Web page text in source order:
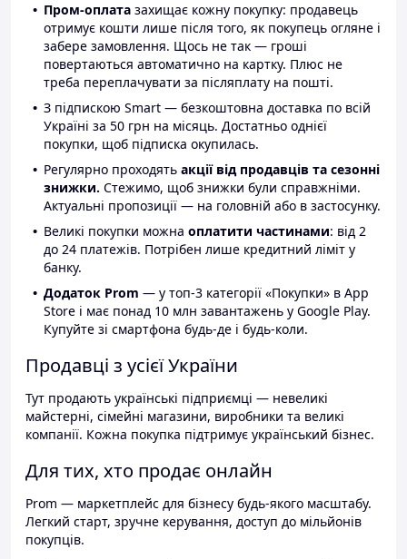
Пром-оплата захищає кожну покупку: продавець
отримує кошти лише після того, як покупець огляне і
забере замовлення. Щось не так — гроші
повертаються автоматично на картку. Плюс не
треба переплачувати за післяплату на пошті.
З підпискою Smart — безкоштовна доставка по всій
Україні за 50 грн на місяць. Достатньо однієї
покупки, щоб підписка окупилась.
Регулярно проходять акції від продавців та сезонні
знижки. Стежимо, щоб знижки були справжніми.
Актуальні пропозиції — на головній або в застосунку.
Великі покупки можна оплатити частинами: від 2
до 24 платежів. Потрібен лише кредитний ліміт у
банку.
Додаток Prom — у топ-3 категорії «Покупки» в App
Store і має понад 10 млн завантажень у Google Play.
Купуйте зі смартфона будь-де і будь-коли.
Продавці з усієї України
Тут продають українські підприємці — невеликі
майстерні, сімейні магазини, виробники та великі
компанії. Кожна покупка підтримує український бізнес.
Для тих, хто продає онлайн
Prom — маркетплейс для бізнесу будь-якого масштабу.
Легкий старт, зручне керування, доступ до мільйонів
покупців.